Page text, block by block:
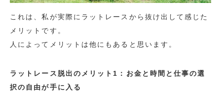
これは、私が実際にラットレースから抜け出して感じた
メリットです。
人によってメリットは他にもあると思います。
ラットレース脱出のメリット1：お金と時間と仕事の選
択の自由が手に入る